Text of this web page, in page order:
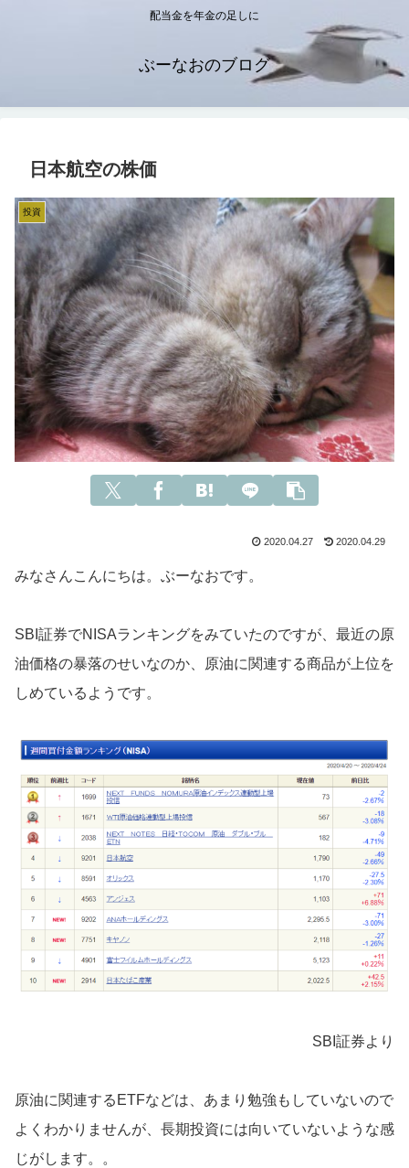
配当金を年金の足しに
ぶーなおのブログ
日本航空の株価
投資
2020.04.27 2020.04.29
みなさんこんにちは。ぶーなおです。
SBI証券でNISAランキングをみていたのですが、最近の原
油価格の暴落のせいなのか、原油に関連する商品が上位を
しめているようです。
SBI証券より
原油に関連するETFなどは、あまり勉強もしていないので
よくわかりませんが、長期投資には向いていないような感
じがします。。